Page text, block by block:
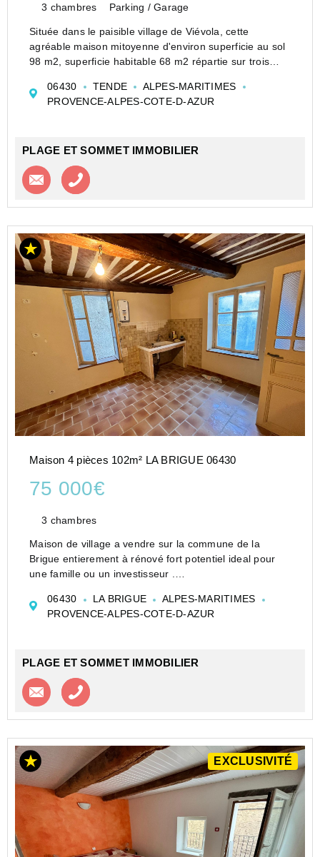
3 chambres Parking / Garage
Située dans le paisible village de Viévola, cette
agréable maison mitoyenne d'environ superficie au sol
98 m2, superficie habitable 68 m2 répartie sur trois
cadre de vie.
Au rez-de-chaussée, vous décou...
06430 TENDE
ALPES-MARITIMES
PROVENCE-ALPES-COTE-D-AZUR
PLAGE ET SOMMET IMMOBILIER
Contacter l'agence
Maison 4 pièces 102m² LA BRIGUE 06430
75 000€
3 chambres
Maison de village a vendre sur la commune de la
Brigue entierement à rénové fort potentiel ideal pour
une famille ou un investisseur .
entrée d'une salle d'eau , à l'étage d'une grande...
06430 LA BRIGUE
ALPES-MARITIMES
PROVENCE-ALPES-COTE-D-AZUR
PLAGE ET SOMMET IMMOBILIER
Contacter l'agence
EXCLUSIVITÉ